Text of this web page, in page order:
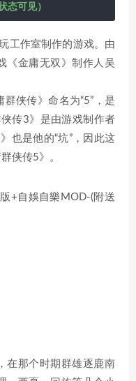
态可见）
工作室制作的游戏。由
《金庸无双》制作人吴
侠传》命名为“5”，是
传3》是由游戏制作者
也是他的“坑”，因此这
侠传5》。
在那个时期群雄逐鹿南